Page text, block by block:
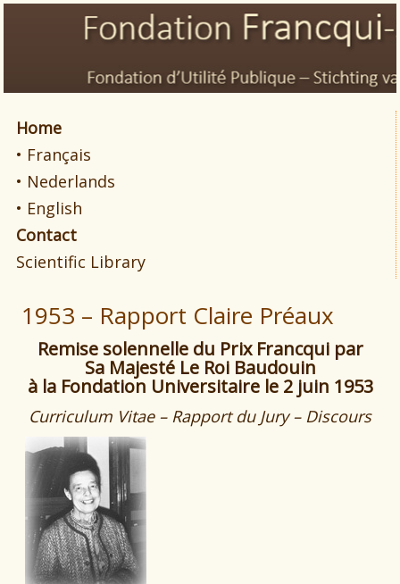
Home
• Français
• Nederlands
• English
Contact
Scientific Library
1953 – Rapport Claire Préaux
Remise solennelle du Prix Francqui par
Sa Majesté Le Roi Baudouin
à la Fondation Universitaire le 2juin 1953
Curriculum Vitae – Rapport du Jury – Discours